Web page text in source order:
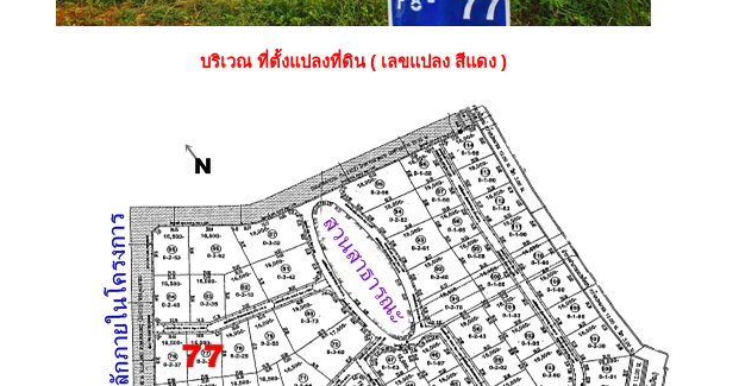
บริเวณ ที่ตั้งแปลงที่ดิน ( เลขแปลง สีแดง )